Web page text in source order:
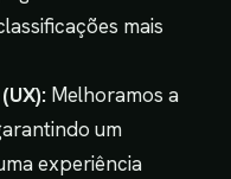
mais
Melhoramos a
um
experiência